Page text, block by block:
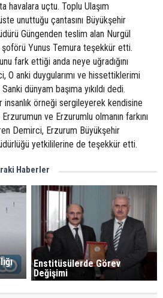
havalara uçtu. Toplu Ulaşım
unuttuğu çantasını Büyükşehir
Güngenden teslim alan Nurgül
Yunus Temura teşekkür etti.
fark ettiği anda neye uğradığını
O anki duygularımı ve hissettiklerimi
dünyam başıma yıkıldı dedi.
insanlık örneği sergileyerek kendisine
ve Erzurumlu olmanın farkını
Demirci, Erzurum Büyükşehir
yetkililerine de teşekkür etti.
Haberler
Enstitüsülerde Görev
Değişimi